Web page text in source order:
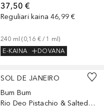
37,50 €
Reguliari kaina 46,99 €
240 ml (0,16 € / 1 ml)
E-KAINA
DOVANA
SOL DE JANEIRO
Bum Bum
Rio Deo Pistachio & Salted Caramel